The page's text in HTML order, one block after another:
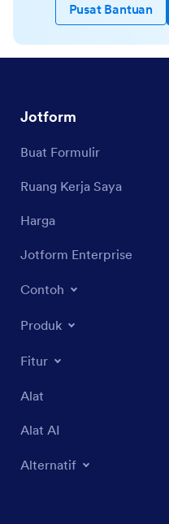
Pusat Bantuan
Jotform
Buat Formulir
Ruang Kerja Saya
Harga
Jotform Enterprise
Contoh
Produk
Fitur
Alat
Alat AI
Alternatif